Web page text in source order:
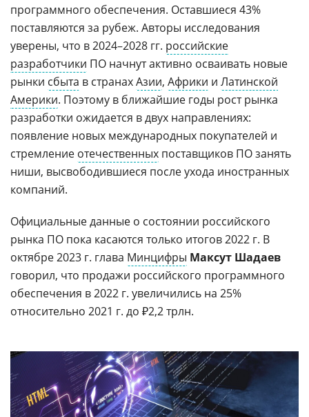
программного обеспечения. Оставшиеся 43%
поставляются за рубеж. Авторы исследования
уверены, что в 2024–2028 гг. российские
разработчики ПО начнут активно осваивать новые
рынки сбыта в странахАзии, Африки и Латинской
Америки. Поэтому в ближайшие годы рост рынка
разработки ожидается в двух направлениях:
появление новых международных покупателей и
стремление отечественных поставщиков ПО занять
ниши, высвободившиеся после ухода иностранных
компаний.
Официальные данные о состоянии российского
рынка ПО пока касаются только итогов 2022 г. В
октябре 2023 г. глава Минцифры Максут Шадаев
говорил, что продажи российского программного
обеспечения в 2022 г. увеличились на 25%
относительно 2021 г. до ₽2,2 трлн.